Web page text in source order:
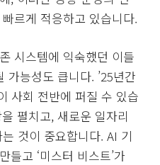
르게 적응하고 있습니다.
시스템에 익숙했던 이들
가능성도 큽니다. ’25년간
사회 전반에 퍼질 수 있습
펼치고, 새로운 일자리
것이 중요합니다. AI 기
들고 ‘미스터 비스트’가